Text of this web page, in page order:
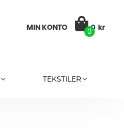
MIN KONTO
0
0 kr
TEKSTILER